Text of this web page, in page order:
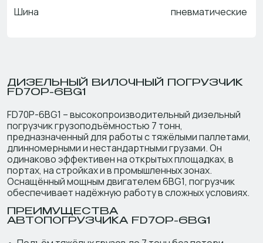
Шина пневматические
ДИЗЕЛЬНЫЙ ВИЛОЧНЫЙ ПОГРУЗЧИК
FD70P-6BG1
FD70P-6BG1 – высокопроизводительный дизельный
погрузчик грузоподъёмностью 7 тонн,
предназначенный для работы с тяжёлыми паллетами,
длинномерными и нестандартными грузами. Он
одинаково эффективен на открытых площадках, в
портах, на стройках и в промышленных зонах.
Оснащённый мощным двигателем 6BG1, погрузчик
обеспечивает надёжную работу в сложных условиях.
ПРЕИМУЩЕСТВА
АВТОПОГРУЗЧИКА FD70P-6BG1